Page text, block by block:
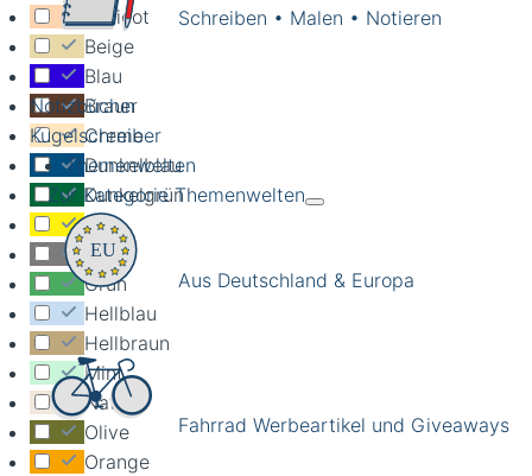
Schreiben • Malen • Notieren
Notizbücher
Kugelschreiber
Themenwelten
Zur Kategorie Themenwelten
Aus Deutschland & Europa
Fahrrad Werbeartikel und Giveaways
Apricot
Beige
Blau
Braun
Creme
Dunkelblau
Dunkelgrün
Gelb
Grau
Grün
Hellblau
Hellbraun
Mint
Natur
Olive
Orange